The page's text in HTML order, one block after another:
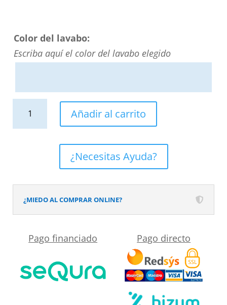
Color del lavabo:
Escriba aquí el color del lavabo elegido
Surface
Perlado
cantidad
Añadir al carrito
¿Necesitas Ayuda?
¿MIEDO AL COMPRAR ONLINE?
Pago financiado Pago directo